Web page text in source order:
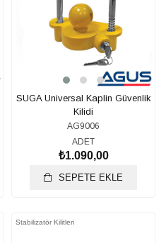
SUGA Universal Kaplin Güvenlik
Kilidi
AG9006
ADET
₺1.090,00
SEPETE EKLE
Stabilizatör Kilitleri